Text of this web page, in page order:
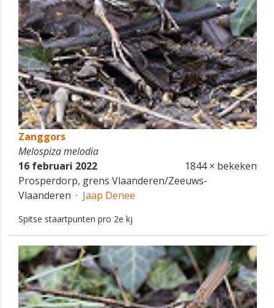
Zanggors
Melospiza melodia
16 februari 2022
1844 × bekeken
Prosperdorp, grens Vlaanderen/Zeeuws-
Vlaanderen · Jaap Denee
Spitse staartpunten pro 2e kj